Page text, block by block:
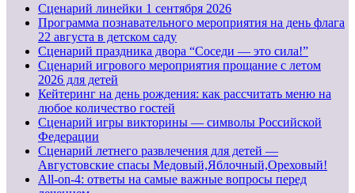
Cценарий линейки 1 сентября 2026
Программа познавательного мероприятия на день флага
22 августа в детском саду
Сценарий праздника двора “Соседи — это сила!”
Сценарий игрового мероприятия прощание с летом
2026 для детей
Кейтеринг на день рождения: как рассчитать меню на
любое количество гостей
Сценарий игры викторины — символы Российской
Федерации
Сценарий летнего развлечения для детей —
Августовские спасы Медовый,Яблочный,Ореховый!
All-on-4: ответы на самые важные вопросы перед